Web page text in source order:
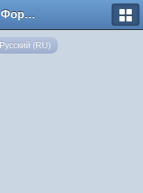
ARMA3.RU Форум
Русский (RU)